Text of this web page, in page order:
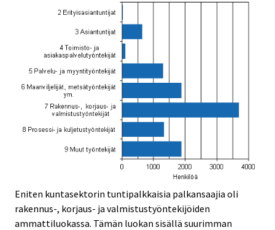
Eniten kuntasektorin tuntipalkkaisia palkansaajia oli
rakennus-, korjaus- ja valmistustyöntekijöiden
ammattiluokassa. Tämän luokan sisällä suurimman